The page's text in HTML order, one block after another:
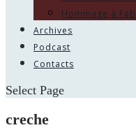
Hommage à
Archives
Podcast
Contacts
Select Page
creche